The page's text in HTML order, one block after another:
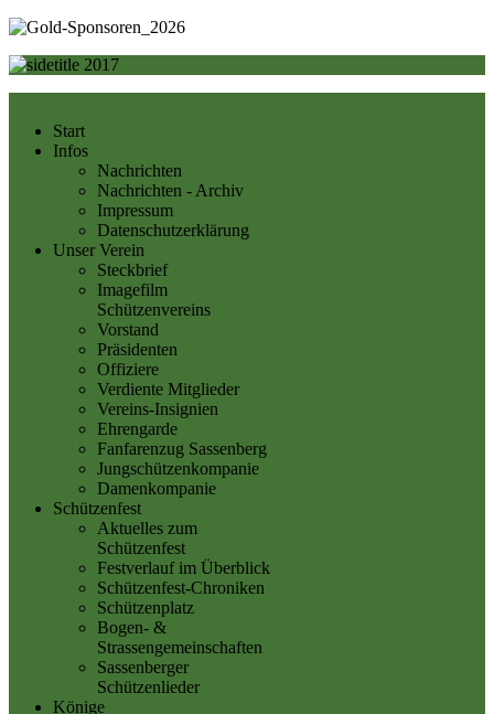
Start
Infos
Nachrichten
Nachrichten - Archiv
Impressum
Datenschutzerklärung
Unser Verein
Steckbrief
Imagefilm
Schützenvereins
Vorstand
Präsidenten
Offiziere
Verdiente Mitglieder
Vereins-Insignien
Ehrengarde
Fanfarenzug Sassenberg
Jungschützenkompanie
Damenkompanie
Schützenfest
Aktuelles zum
Schützenfest
Festverlauf im Überblick
Schützenfest-Chroniken
Schützenplatz
Bogen- &
Strassengemeinschaften
Sassenberger
Schützenlieder
Könige